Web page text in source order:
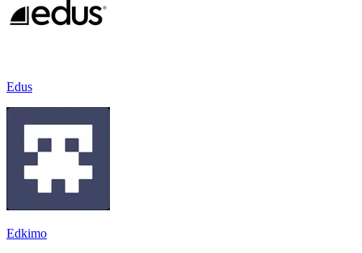
Edus
Edkimo